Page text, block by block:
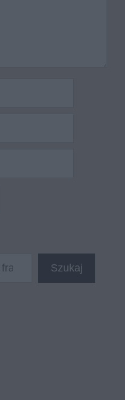
Szukaj